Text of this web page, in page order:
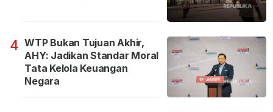
4 WTP Bukan Tujuan Akhir,
AHY: Jadikan Standar Moral
Tata Kelola Keuangan
Negara